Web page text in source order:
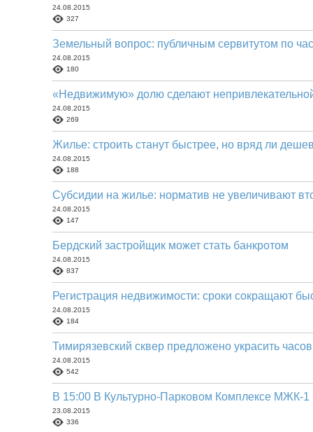
24.08.2015
327
Земельный вопрос: публичным сервитутом по
24.08.2015
180
«Недвижимую» долю сделают
24.08.2015
269
Жилье: строить станут быстрее, но вряд ли
24.08.2015
188
Субсидии на жилье: норматив не увеличивают
24.08.2015
147
Бердский застройщик может стать банкротом
24.08.2015
837
Регистрация недвижимости: сроки сокращают
24.08.2015
184
Тимирязевский сквер предложено украсить
24.08.2015
542
В 15:00 В Культурно-Парковом Комплексе
23.08.2015
336